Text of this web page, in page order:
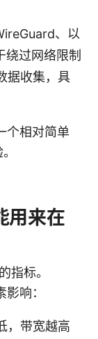
、以
过网络限制
据收集，具
个相对简单
用来在
指标。
响：
，带宽越高